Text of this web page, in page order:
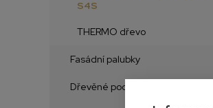
S4S
THERMO dřevo
Fasádní palubky
Dřevěné podlahy